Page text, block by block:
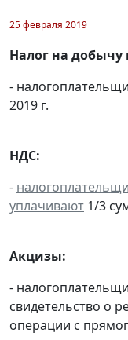
25 февраля 2019
Налог на
-
2019 г.
НДС:
-
уплачивают 1/3
Акцизы:
-
свидетельство о
операции с